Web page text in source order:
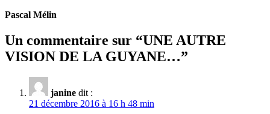
Pascal Mélin
Un commentaire sur “UNE AUTRE
VISION DE LA GUYANE…”
janine dit :
21 décembre 2016 à 16 h 48 min